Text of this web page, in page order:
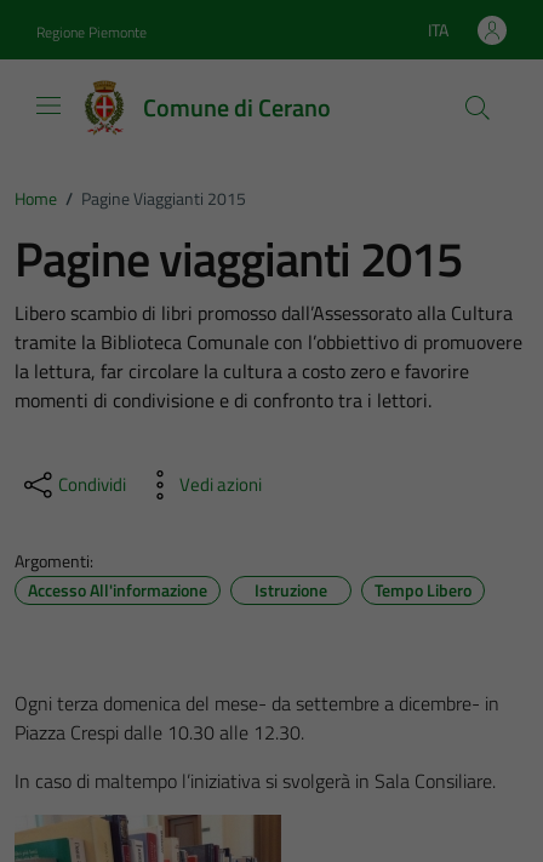
Regione Piemonte Lingua attiva:
ITA
Comune di Cerano
Home / Pagine Viaggianti 2015
Pagine viaggianti 2015
Libero scambio di libri promosso dall’Assessorato alla Cultura
tramite la Biblioteca Comunale con l’obbiettivo di promuovere
la lettura, far circolare la cultura a costo zero e favorire
momenti di condivisione e di confronto tra i lettori.
Condividi Vedi azioni
Argomenti:
Accesso All'informazione
Istruzione Tempo Libero
Ogni terza domenica del mese- da settembre a dicembre- in
Piazza Crespi dalle 10.30 alle 12.30.
In caso di maltempo l’iniziativa si svolgerà in Sala Consiliare.